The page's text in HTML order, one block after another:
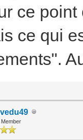
ce
ce qui
Member